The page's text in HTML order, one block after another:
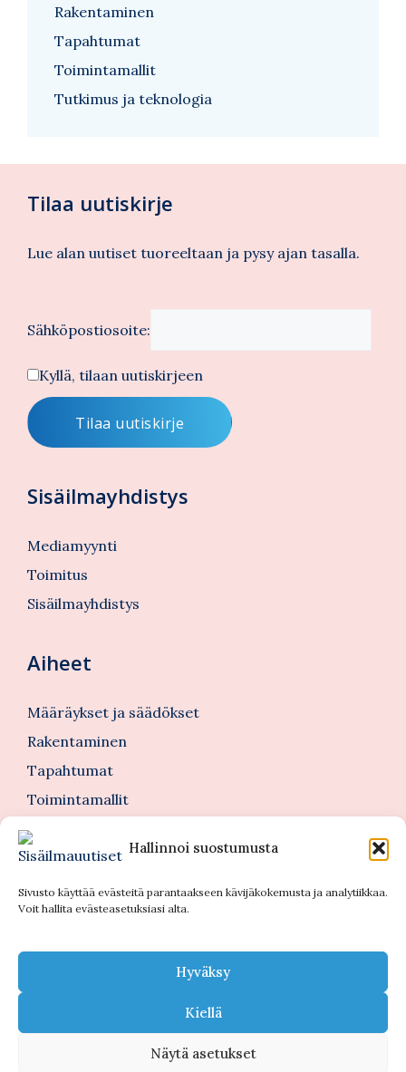
Hallinnoi suostumusta
Sivusto käyttää evästeitä parantaakseen kävijäkokemusta ja analytiikkaa.
Voit hallita evästeasetuksiasi alta.
Hyväksy
Kiellä
Näytä asetukset
Rakentaminen
Tapahtumat
Toimintamallit
Tutkimus ja teknologia
Tilaa uutiskirje
Lue alan uutiset tuoreeltaan ja pysy ajan tasalla.
Sähköpostiosoite:
Kyllä, tilaan uutiskirjeen
Sisäilmayhdistys
Mediamyynti
Toimitus
Sisäilmayhdistys
Aiheet
Määräykset ja säädökset
Rakentaminen
Tapahtumat
Toimintamallit
Tutkimus ja teknologia
Tutustu myös
© 2026 Sisäilmauutiset |Tietosuojaseloste